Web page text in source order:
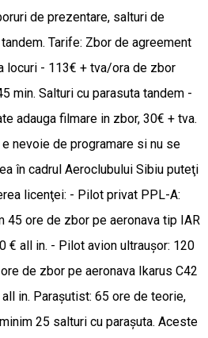
de prezentare, salturi de
Tarife: Zbor de agreement
locuri - 113€ + tva/ora de zbor
min. Salturi cu parasuta tandem -
adauga filmare in zbor, 30€ + tva.
nevoie de programare si nu se
în cadrul Aeroclubului Sibiu puteţi
licenţei: - Pilot privat PPL-A:
45 ore de zbor pe aeronava tip IAR
€ all in. - Pilot avion ultrauşor: 120
de zbor pe aeronava Ikarus C42
in. Paraşutist: 65 ore de teorie,
25 salturi cu paraşuta. Aceste